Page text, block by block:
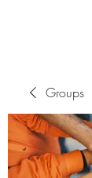
Groups